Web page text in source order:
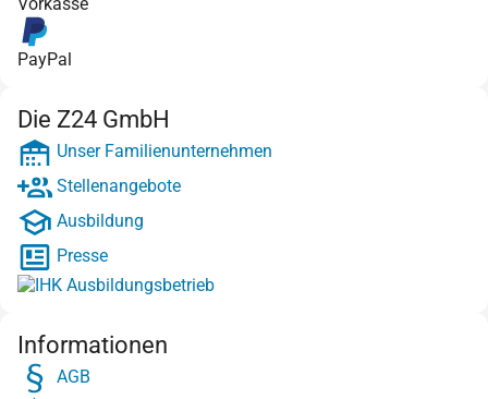
PayPal
Die Z24 GmbH
Unser Familienunternehmen
Stellenangebote
Ausbildung
Presse
Informationen
AGB